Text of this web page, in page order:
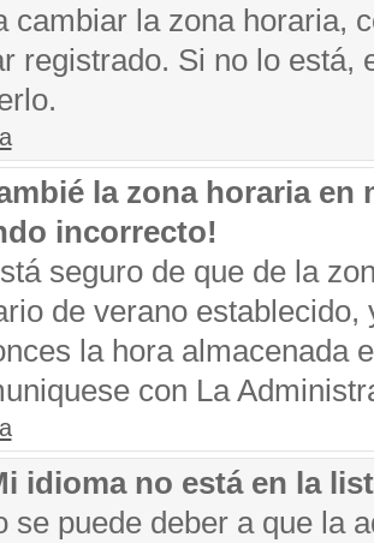
cambiar la zona horaria,
registrado. Si no lo está,
la zona horaria
incorrecto!
seguro de que de la
de verano
la hora almacenada
con La
idioma no está en la
se puede deber a que la